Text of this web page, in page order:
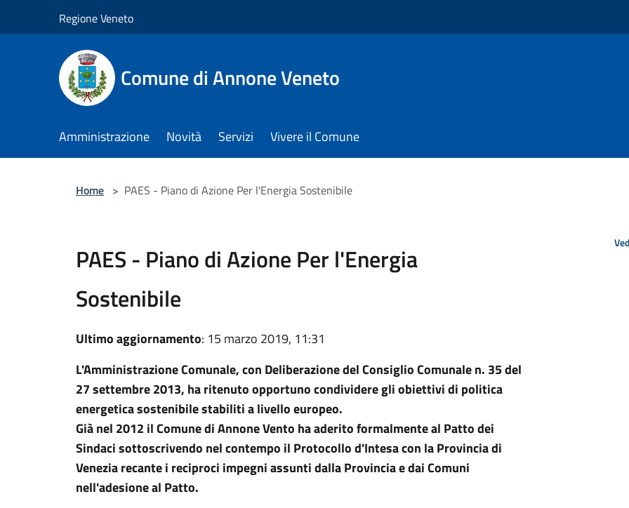
Regione Veneto
Comune di Annone Veneto
Amministrazione Novità Servizi Vivere il Comune
Home > PAES - Piano di Azione Per l'Energia Sostenibile
PAES - Piano di Azione Per l'Energia
Sostenibile
Ultimo aggiornamento: 15 marzo 2019, 11:31
L'Amministrazione Comunale, con Deliberazione del Consiglio Comunale n. 35 del
27 settembre 2013, ha ritenuto opportuno condividere gli obiettivi di politica
energetica sostenibile stabiliti a livello europeo.
Già nel 2012 il Comune di Annone Vento ha aderito formalmente al Patto dei
Sindaci sottoscrivendo nel contempo il Protocollo d'Intesa con la Provincia di
Venezia recante i reciproci impegni assunti dalla Provincia e dai Comuni
nell'adesione al Patto.